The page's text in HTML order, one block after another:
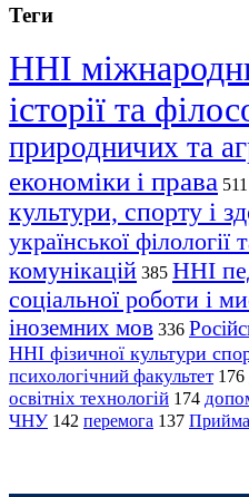
Теги
ННІ
історії та
природничих та
економіки і права 511
культури, спорту і
української філології
комунікацій 385 ННІ
соціальної роботи і
іноземних мов 336
ННІ фізичної культури
психологічний факультет 176
освітніх технологій 174
ЧНУ 142 перемога 137